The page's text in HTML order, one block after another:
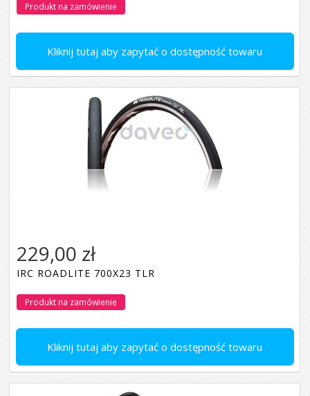
Kliknij tutaj aby zapytać o dostępność towaru
Produkt na zamówienie
Kliknij tutaj aby zapytać o dostępność towaru
229,00 zł
IRC ROADLITE 700X23 TLR
Produkt na zamówienie